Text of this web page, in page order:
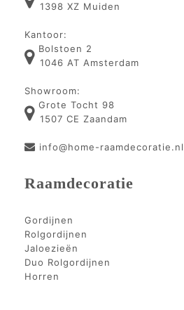
1398 XZ Muiden
Kantoor:
Bolstoen 2
1046 AT Amsterdam
Showroom:
Grote Tocht 98
1507 CE Zaandam
info@home-raamdecoratie.nl
Raamdecoratie
Gordijnen
Rolgordijnen
Jaloezieën
Duo Rolgordijnen
Horren